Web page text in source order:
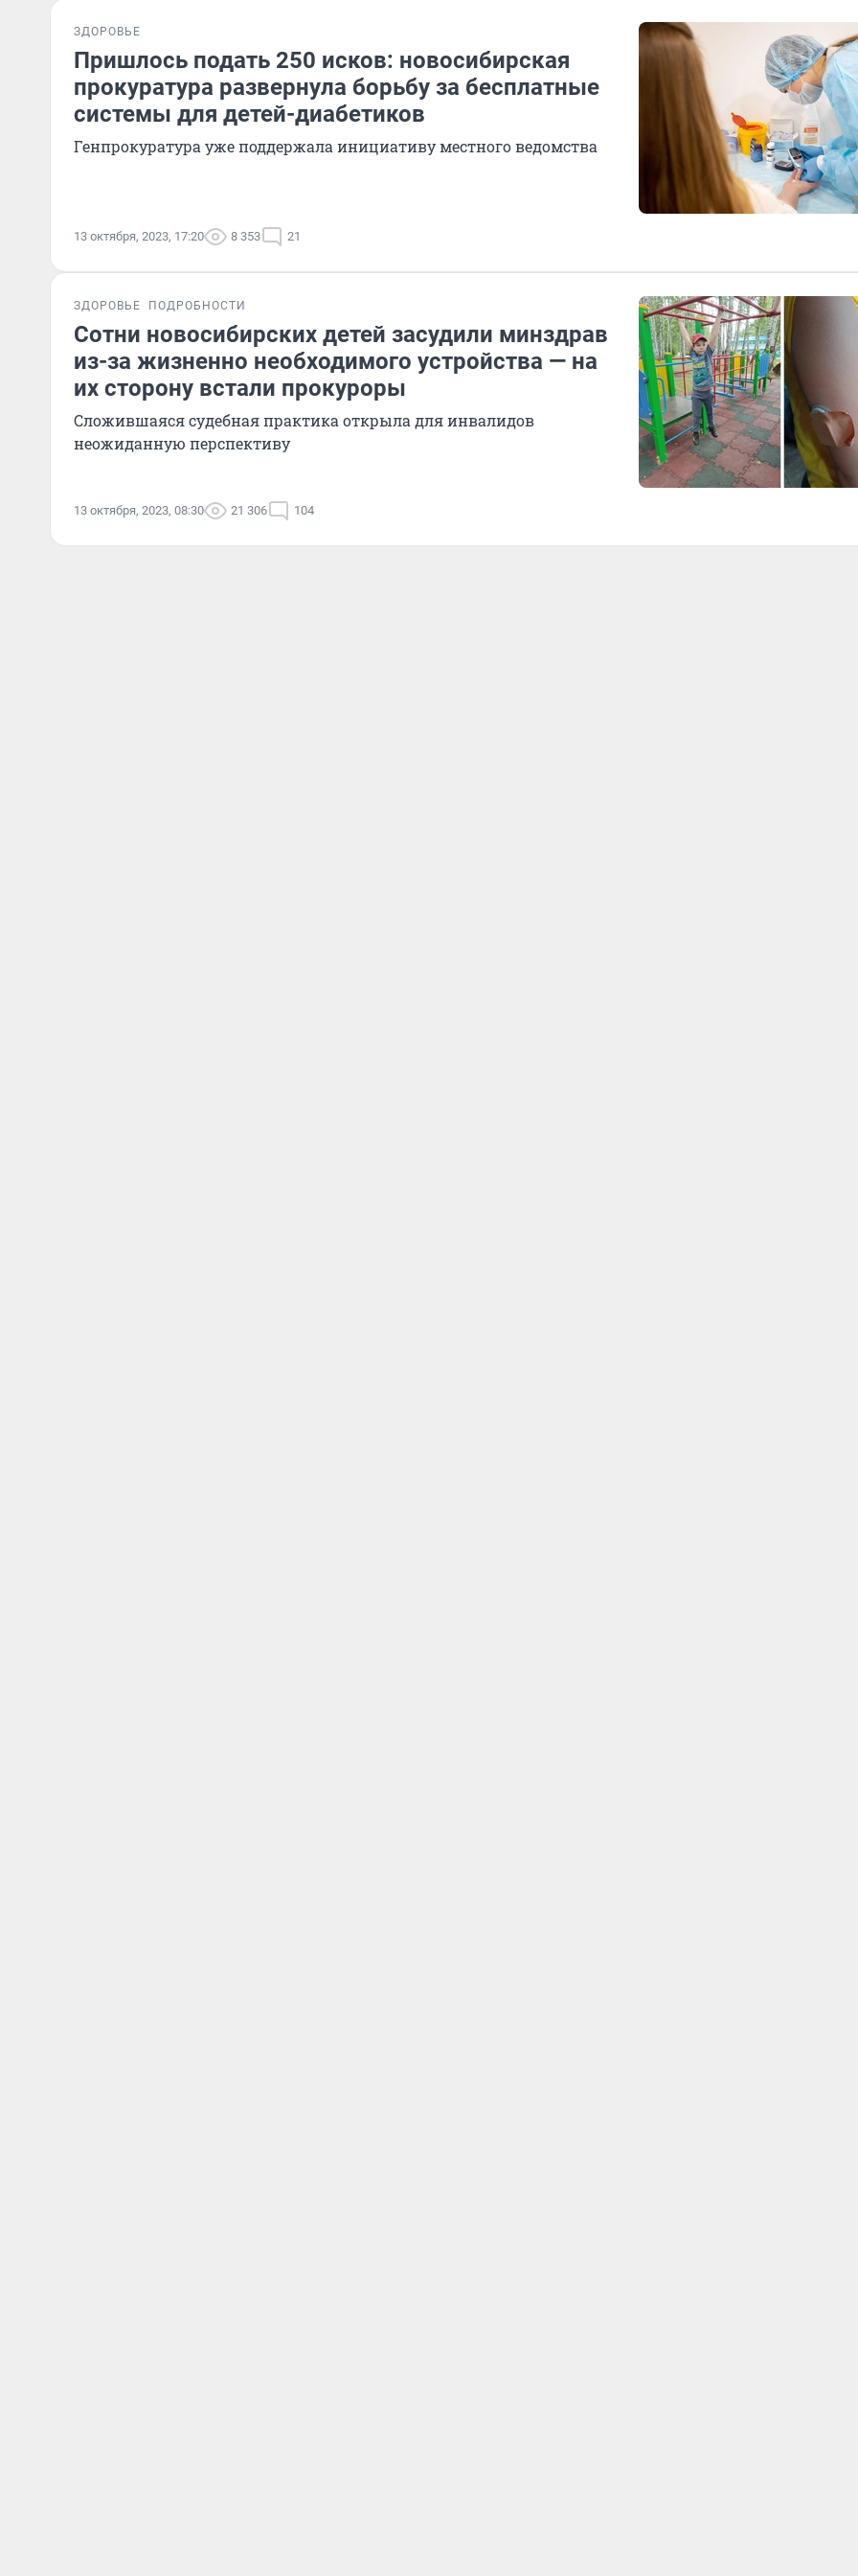
ЗДОРОВЬЕ
Пришлось подать 250 исков: новосибирская
прокуратура развернула борьбу за бесплатные
системы для детей-диабетиков
Генпрокуратура уже поддержала инициативу местного ведомства
13 октября, 2023, 17:20 8 353 21
ЗДОРОВЬЕ ПОДРОБНОСТИ
Сотни новосибирских детей засудили минздрав
из-за жизненно необходимого устройства — на
их сторону встали прокуроры
Сложившаяся судебная практика открыла для инвалидов
неожиданную перспективу
13 октября, 2023, 08:30 21 306 104